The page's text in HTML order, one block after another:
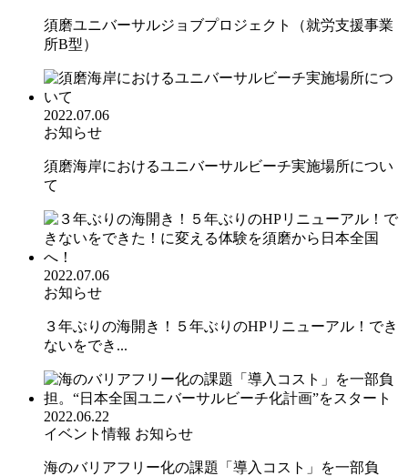
須磨ユニバーサルジョブプロジェクト（就労支援事業
所B型）
2022.07.06
お知らせ
須磨海岸におけるユニバーサルビーチ実施場所につい
て
2022.07.06
お知らせ
３年ぶりの海開き！５年ぶりのHPリニューアル！でき
ないをでき...
2022.06.22
イベント情報 お知らせ
海のバリアフリー化の課題「導入コスト」を一部負